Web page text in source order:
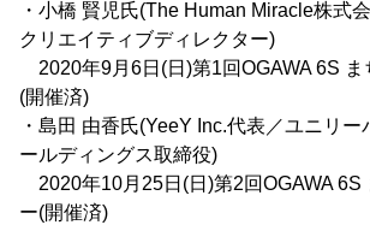
・小橋 賢児氏(The Human Miracle株式
クリエイティブディレクター)
2020年9月6日(日)第1回OGAWA 6S ま
(開催済)
・島田 由香氏(YeeY Inc.代表／ユニリ
ールディングス取締役)
2020年10月25日(日)第2回OGAWA 6S
ー(開催済)